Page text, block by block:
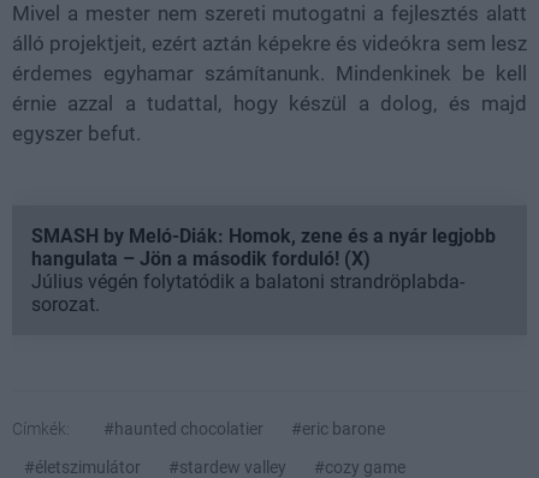
Mivel a mester nem szereti mutogatni a fejlesztés alatt
álló projektjeit, ezért aztán képekre és videókra sem lesz
érdemes egyhamar számítanunk. Mindenkinek be kell
érnie azzal a tudattal, hogy készül a dolog, és majd
egyszer befut.
SMASH by Meló-Diák: Homok, zene és a nyár legjobb
hangulata – Jön a második forduló! (X)
Július végén folytatódik a balatoni strandröplabda-
sorozat.
Címkék: #haunted chocolatier
#eric barone
#életszimulátor
#stardew valley #cozy game